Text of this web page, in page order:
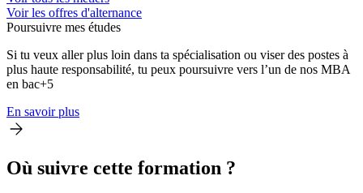
Voir les offres d'alternance
Poursuivre mes études
Si tu veux aller plus loin dans ta spécialisation ou viser des postes à
plus haute responsabilité, tu peux poursuivre vers l’un de nos MBA
en bac+5
En savoir plus
Où suivre cette formation ?